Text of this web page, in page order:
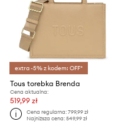
extra -5% z kodem: OFF*
Tous torebka Brenda
Cena aktualna:
519,99 zł
Cena regularna:799,99 zł
Najniższa cena:549,99 zł